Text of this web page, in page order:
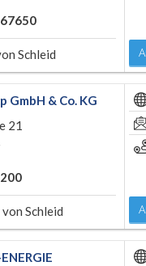
Schleid
GmbH & Co. KG
21
Schleid